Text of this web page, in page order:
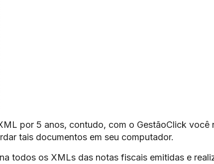
por 5 anos, contudo, com o GestãoClick você
tais documentos em seu computador.
todos os XMLs das notas fiscais emitidas e